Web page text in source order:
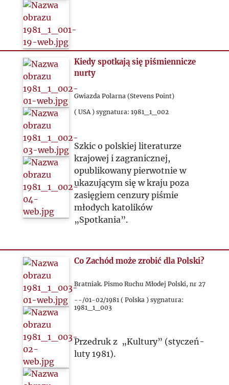
Kiedy spotkają się piśmiennicze
nurty
Gwiazda Polarna (Stevens Point)
( USA ) sygnatura: 1981_1_002
Szkic o polskiej literaturze
krajowej i zagranicznej,
opublikowany pierwotnie w
ukazującym się w kraju poza
zasięgiem cenzury piśmie
młodych katolików
„Spotkania”.
Co Zachód może zrobić dla Polski?
Bratniak. Pismo Ruchu Młodej Polski, nr 27
--/01-02/1981 ( Polska ) sygnatura:
1981_1_003
Przedruk z „Kultury” (styczeń-
luty 1981).